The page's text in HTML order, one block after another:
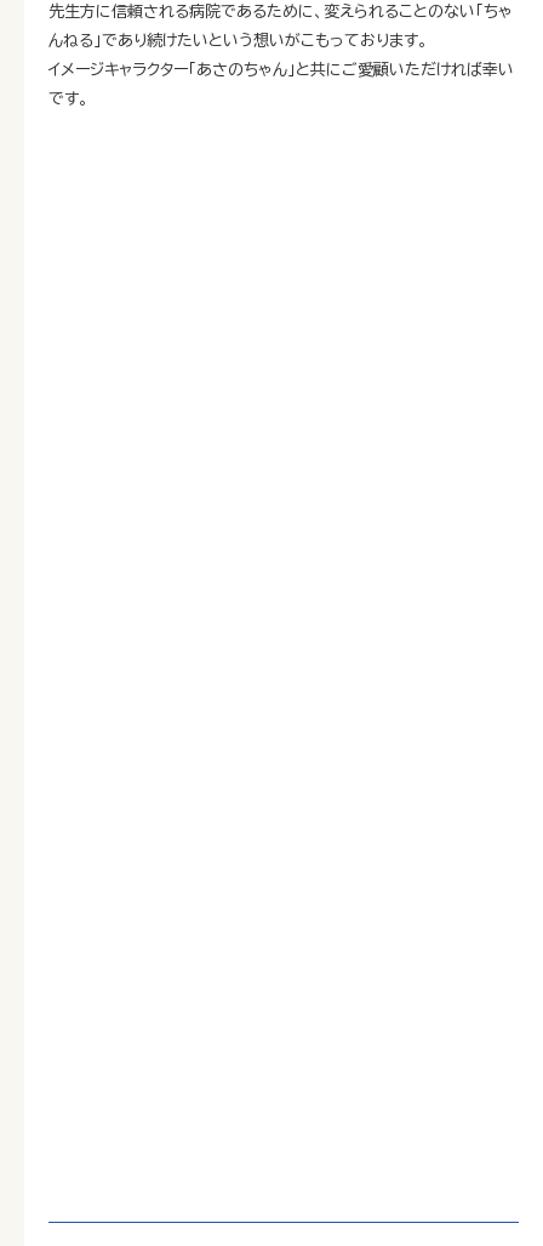
先生方に信頼される病院であるために、変えられることのない「ちゃ
んねる」であり続けたいという想いがこもっております。
イメージキャラクター「あさのちゃん」と共にご愛顧いただければ幸い
です。